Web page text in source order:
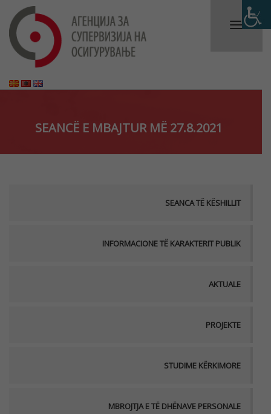
SEANCË E MBAJTUR MË 27.8.2021
SEANCA TË KËSHILLIT
INFORMACIONE TË KARAKTERIT PUBLIK
AKTUALE
PROJEKTE
STUDIME KËRKIMORE
MBROJTJA E TË DHËNAVE PERSONALE